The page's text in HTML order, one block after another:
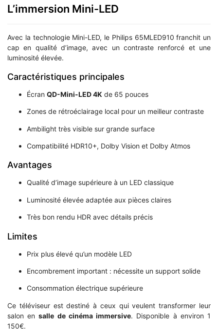
L’immersion Mini-LED
Avec la technologie Mini-LED, le Philips 65MLED910 franchit un
cap en qualité d’image, avec un contraste renforcé et une
luminosité élevée.
Caractéristiques principales
Écran QD-Mini-LED 4K de 65 pouces
Zones de rétroéclairage local pour un meilleur contraste
Ambilight très visible sur grande surface
Compatibilité HDR10+, Dolby Vision et Dolby Atmos
Avantages
Qualité d’image supérieure à un LED classique
Luminosité élevée adaptée aux pièces claires
Très bon rendu HDR avec détails précis
Limites
Prix plus élevé qu’un modèle LED
Encombrement important : nécessite un support solide
Consommation électrique supérieure
Ce téléviseur est destiné à ceux qui veulent transformer leur
salon ensalle de cinéma immersive. Disponible à environ 1
150€.